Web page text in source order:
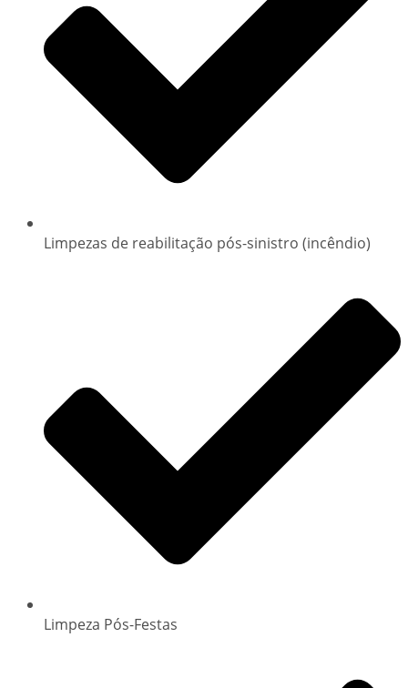
Limpezas de reabilitação pós-sinistro (incêndio)
Limpeza Pós-Festas